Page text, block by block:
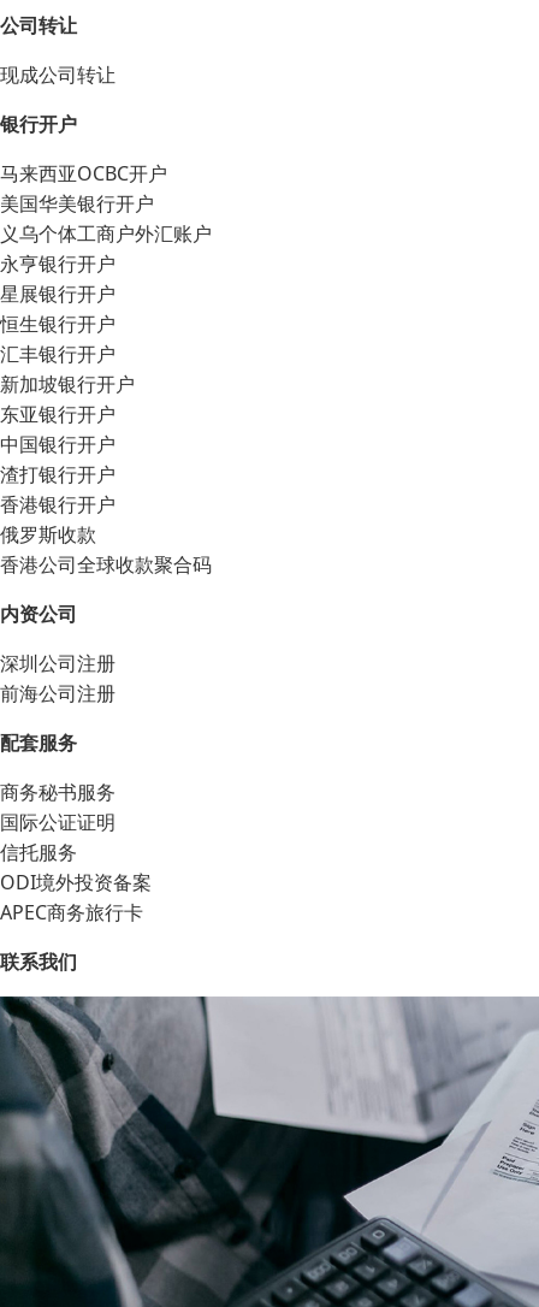
公司转让
现成公司转让
银行开户
马来西亚OCBC开户
美国华美银行开户
义乌个体工商户外汇账户
永亨银行开户
星展银行开户
恒生银行开户
汇丰银行开户
新加坡银行开户
东亚银行开户
中国银行开户
渣打银行开户
香港银行开户
俄罗斯收款
香港公司全球收款聚合码
内资公司
深圳公司注册
前海公司注册
配套服务
商务秘书服务
国际公证证明
信托服务
ODI境外投资备案
APEC商务旅行卡
联系我们